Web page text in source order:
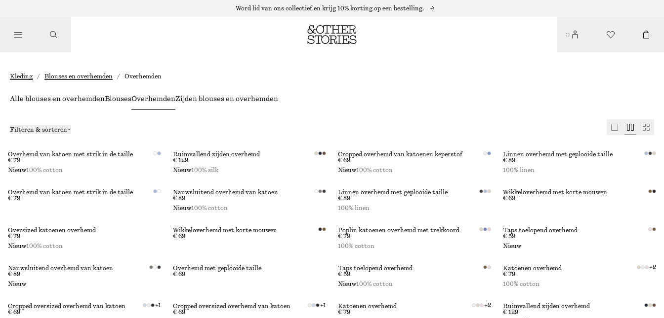
Word lid van ons collectief en krijg 10% korting op een bestelling.
Kleding / Blouses en overhemden / Overhemden
Alle blouses en overhemdenBlousesOverhemdenZijden blouses en overhemden
Filteren & sorteren
Overhemd van katoen met strik in de taille
€ 79
Nieuw100% cotton
Ruimvallend zijden overhemd
€ 129
Nieuw100% silk
Cropped overhemd van katoenen keperstof
€ 69
Nieuw100% cotton
Linnen overhemd met geplooide taille
€ 89
100% linen
Overhemd van katoen met strik in de taille
€ 79
Nauwsluitend overhemd van katoen
€ 89
Nieuw100% cotton
Linnen overhemd met geplooide taille
€ 89
100% linen
Wikkeloverhemd met korte mouwen
€ 69
Oversized katoenen overhemd
€ 79
Nieuw100% cotton
Wikkeloverhemd met korte mouwen
€ 69
Poplin katoenen overhemd met trekkoord
€ 79
100% cotton
Taps toelopend overhemd
€ 59
Nieuw
Nauwsluitend overhemd van katoen
€ 89
Nieuw
Overhemd met geplooide taille
€ 69
Taps toelopend overhemd
€ 59
Nieuw100% cotton
Katoenen overhemd
€ 79
+2
100% cotton
Cropped oversized overhemd van katoen
€ 69
+1
Cropped oversized overhemd van katoen
€ 69
+1
Katoenen overhemd
€ 79
+2
Ruimvallend zijden overhemd
€ 129